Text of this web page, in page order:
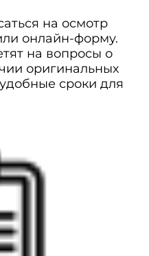
на осмотр
онлайн-форму.
на вопросы о
оригинальных
сроки для